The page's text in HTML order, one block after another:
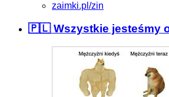
zaimki.pl/zin
🇵🇱 Wszystkie jesteśmy